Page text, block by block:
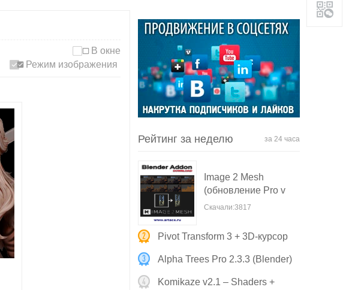
В окне
Режим изображения
Рейтинг за неделю за 24 часа
Image 2 Mesh
(обновление Pro v
Скачали:3817
Pivot Transform 3 + 3D-курсор
Gizm
Alpha Trees Pro 2.3.3 (Blender)
Komikaze v2.1 – Shaders +